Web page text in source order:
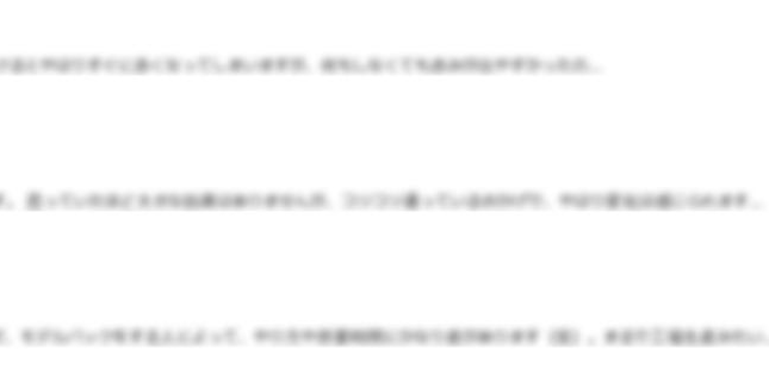
とやはりすぐに赤くなってしまいますが、何もしなくても赤みが出やすかったの...
思っていたほど大きな効果はありませんが、コツコツ通っているおかげで、やはり変化は感じられます...
モデルパックをする人によって、やり方や所要時間にかなり差があります（笑）。まるで工場生産みたい...